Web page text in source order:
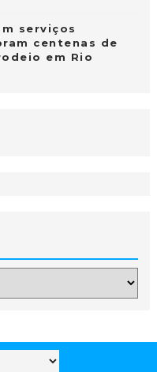
serviços
centenas de
em Rio